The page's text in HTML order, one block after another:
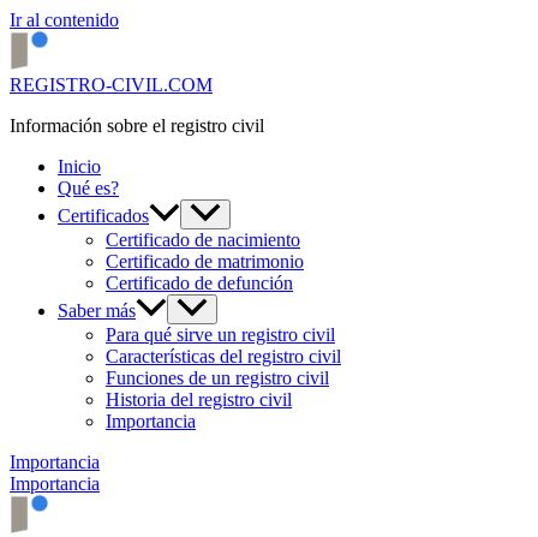
Ir al contenido
REGISTRO-CIVIL.COM
Información sobre el registro civil
Inicio
Qué es?
Certificados
Certificado de nacimiento
Certificado de matrimonio
Certificado de defunción
Saber más
Para qué sirve un registro civil
Características del registro civil
Funciones de un registro civil
Historia del registro civil
Importancia
Importancia
Importancia